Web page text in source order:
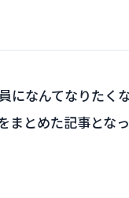
になんてなりたく
まとめた記事とな